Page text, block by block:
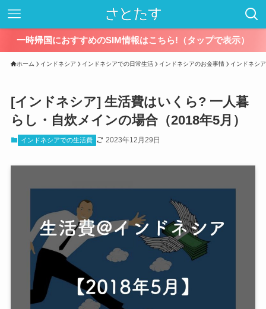
一時帰国におすすめのSIM情報はこちら!（タップで表示）
ホーム インドネシア インドネシアでの日常生活 インドネシアのお金事情 インドネシ
[インドネシア] 生活費はいくら? 一人暮
らし・自炊メインの場合（2018年5月）
インドネシアでの生活費 2023年12月29日